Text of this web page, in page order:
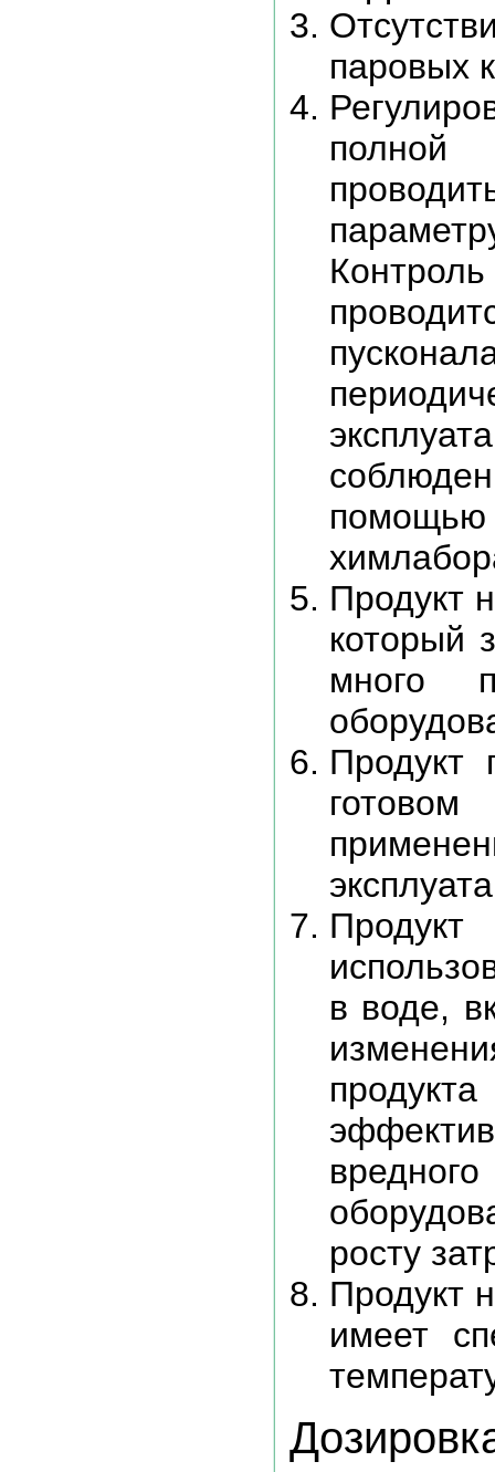
паровых
полной
Продукт
который
много
Продукт
в воде,
росту
Продукт
имеет